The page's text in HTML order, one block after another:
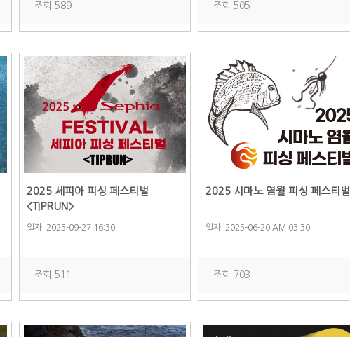
조회 589 조회 505
2025 세피아 피싱 페스티벌
<TIPRUN>
일자: 2025-09-27 16:30
조회 511
2025 시마노 염월 피싱 페스티벌
일자: 2025-06-20 AM 03:30
조회 703